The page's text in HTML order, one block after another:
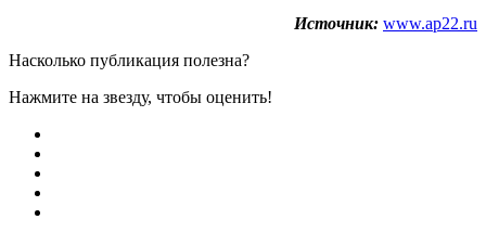
Источник: www.ap22.ru
Насколько публикация полезна?
Нажмите на звезду, чтобы оценить!